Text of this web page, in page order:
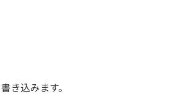
き込みます。